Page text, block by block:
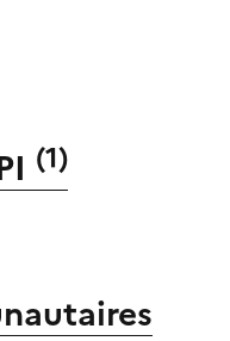
(1)